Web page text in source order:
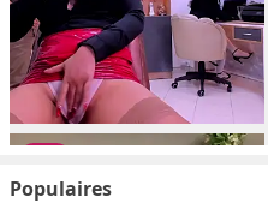
Populaires